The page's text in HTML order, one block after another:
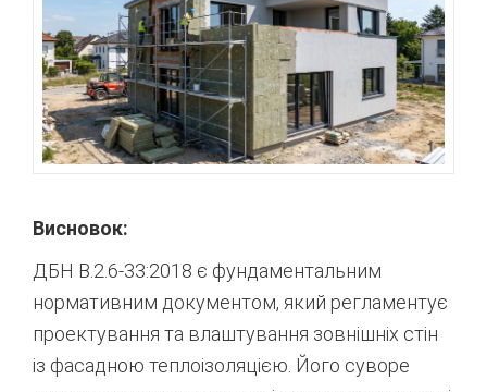
Висновок:
ДБН В.2.6-33:2018 є фундаментальним
нормативним документом, який регламентує
проектування та влаштування зовнішніх стін
із фасадною теплоізоляцією. Його суворе